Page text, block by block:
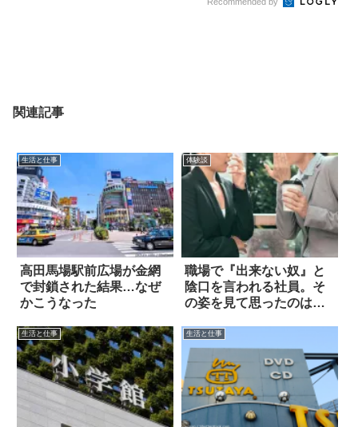
関連記事
生活と仕事
高田馬場駅前広場が金網
で封鎖された結果…なぜ
かこうなった
体験談
職場で『出来ない奴』と
陰口を言われる社員。そ
の姿を見て思ったのは…
生活と仕事 生活と仕事